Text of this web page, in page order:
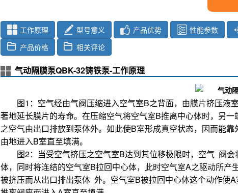
工作原理 型号意义 产品优势
性能参数
产品价格
相关评论
气动隔膜泵QBK-32铸铁泵-工作原理